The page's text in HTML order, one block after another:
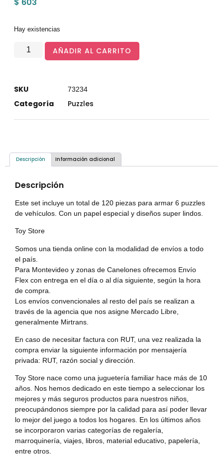
Hay existencias
AÑADIR AL CARRITO
SKU 73234
Categoría Puzzles
Descripción Información adicional
Descripción
Este set incluye un total de 120 piezas para armar 6 puzzles
de vehículos. Con un papel especial y diseños super lindos.
Toy Store
Somos una tienda online con la modalidad de envíos a todo
el país.
Para Montevideo y zonas de Canelones ofrecemos Envío
Flex con entrega en el día o al día siguiente, según la hora
de compra.
Los envíos convencionales al resto del país se realizan a
través de la agencia que nos asigne Mercado Libre,
generalmente Mirtrans.
En caso de necesitar factura con RUT, una vez realizada la
compra enviar la siguiente información por mensajería
privada: RUT, razón social y dirección.
Toy Store nace como una juguetería familiar hace más de 10
años. Nos hemos dedicado en este tiempo a seleccionar los
mejores y más seguros productos para nuestros niños,
preocupándonos siempre por la calidad para así poder llevar
lo mejor del juego a todos los hogares. En los últimos años
se incorporaron varias categorías de regalería,
marroquinería, viajes, libros, material educativo, papelería,
entre otros.